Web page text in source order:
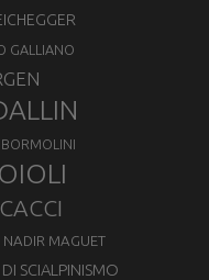
GALLIANO
NADIR MAGUET
SCIALPINISMO